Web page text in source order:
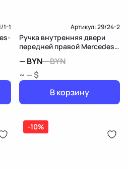
1-1 Артикул:29/24-2
Ручка внутренняя двери
передней правой Mercedes-
—BYN—BYN
~ — $
В корзину
-10%